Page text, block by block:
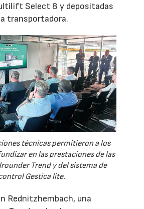
Select 8 y depositadas
transportadora.
técnicas permitieron a los
en las prestaciones de las
Trend y del sistema de
Gestica lite.
Rednitzhembach, una